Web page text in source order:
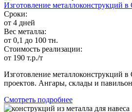
Изготовление металлоконструкций
Сроки:
от 4 дней
Вес металла:
от 0,1 до 100 тн.
Стоимость реализации:
от 190 т.р./т
Изготовление металлоконструкций
проектов. Ангары, склады и
Смотреть подробнее